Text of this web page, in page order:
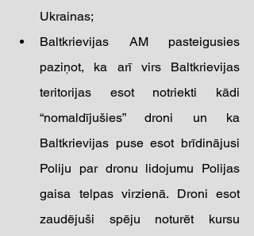
Ukrainas;
Baltkrievijas AM pasteigusies
paziņot, ka arī virs Baltkrievijas
teritorijas esot notriekti kādi
“nomaldījušies” droni un ka
Baltkrievijas puse esot brīdinājusi
Poliju par dronu lidojumu Polijas
gaisa telpas virzienā. Droni esot
zaudējuši spēju noturēt kursu